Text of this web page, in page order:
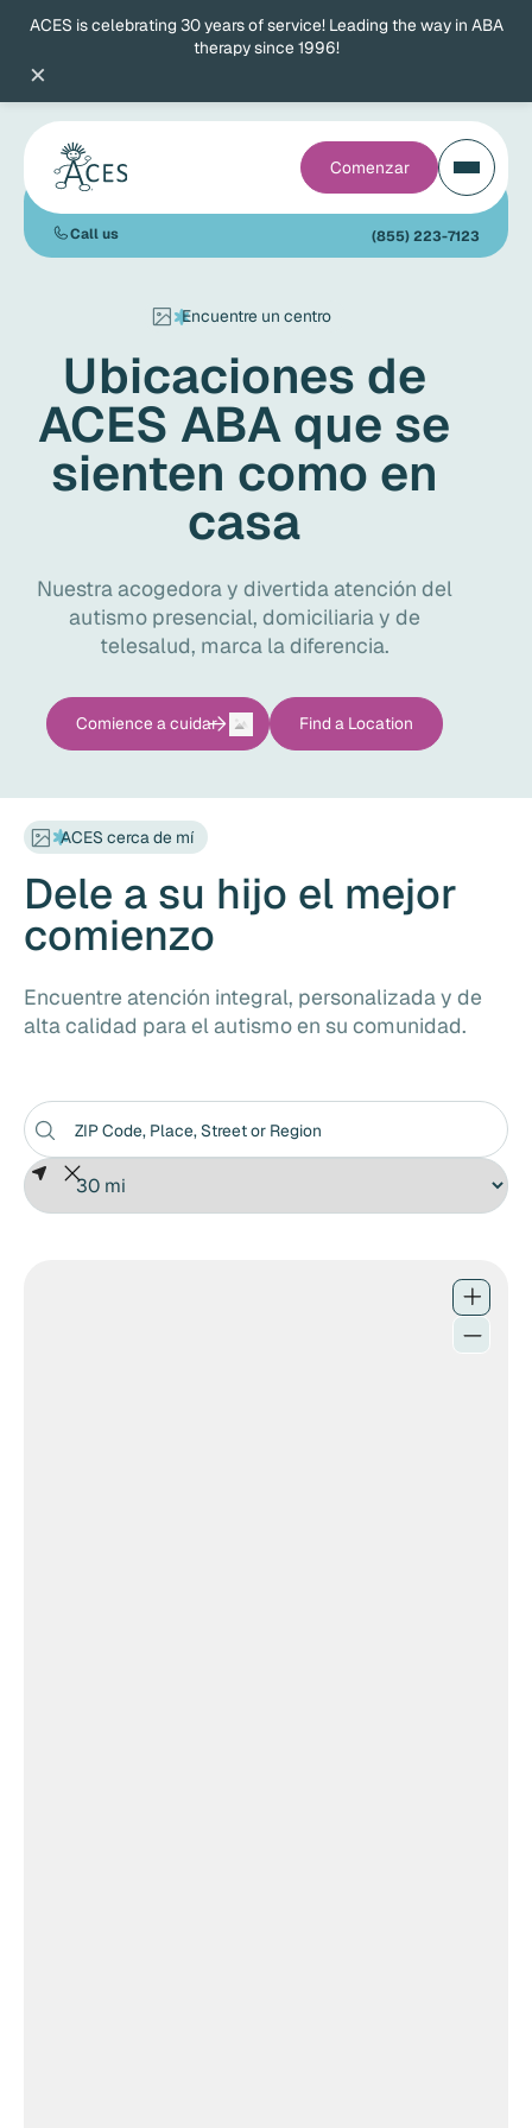
ACES is celebrating 30 years of service! Leading the way in ABA
therapy since 1996!
×
Comenzar
Call us (855) 223-7123
Encuentre un centro
Ubicaciones de
ACES ABA que se
sienten como en
casa
Nuestra acogedora y divertida atención del
autismo presencial, domiciliaria y de
telesalud, marca la diferencia.
Comience a cuidar Find a Location
ACES cerca de mí
Dele a su hijo el mejor
comienzo
Encuentre atención integral, personalizada y de
alta calidad para el autismo en su comunidad.